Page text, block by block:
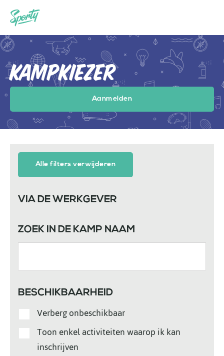
Kampkiezer
Aanmelden
Alle filters verwijderen
VIA DE WERKGEVER
ZOEK IN DE KAMP NAAM
BESCHIKBAARHEID
Verberg onbeschikbaar
Toon enkel activiteiten waarop ik kan
inschrijven